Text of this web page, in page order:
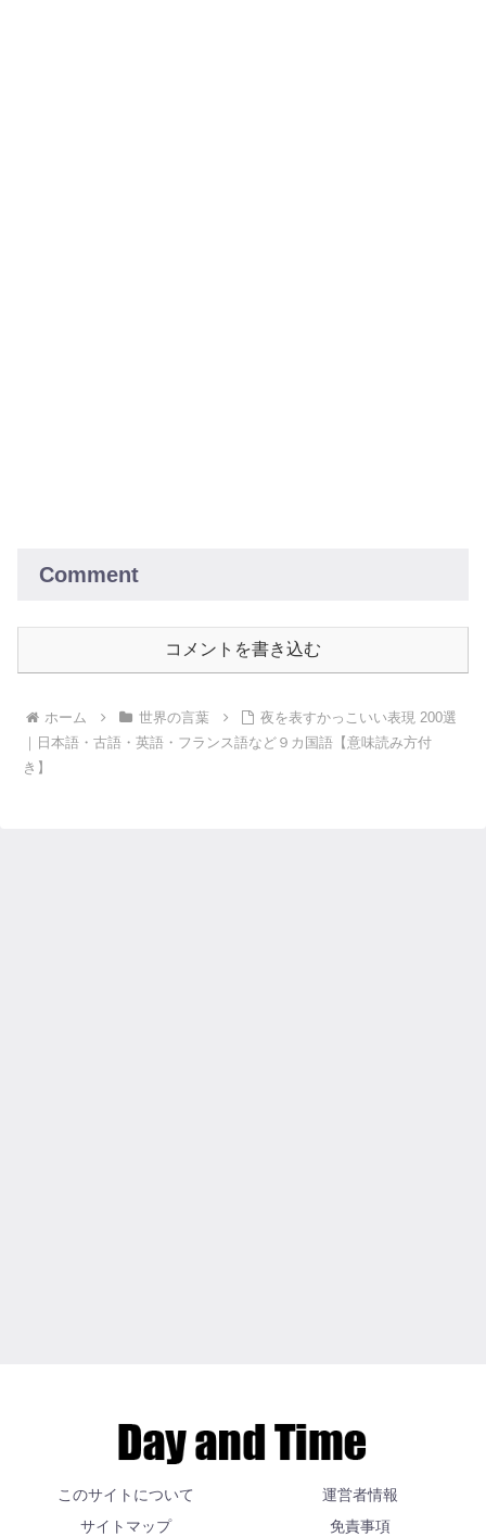
Comment
コメントを書き込む
ホーム 世界の言葉
夜を表すかっこいい表現 200選
｜日本語・古語・英語・フランス語など９カ国語【意味読み方付
き】
このサイトについて
運営者情報
サイトマップ
免責事項